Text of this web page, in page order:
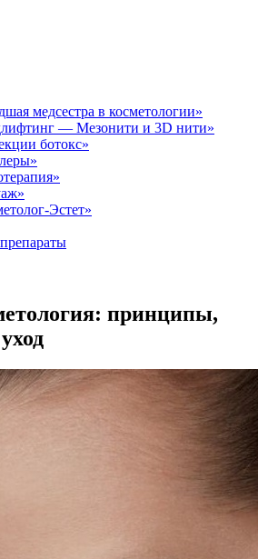
медсестра в косметологии»
— Мезонити и 3D нити»
ботокс»
Эстет»
принципы,